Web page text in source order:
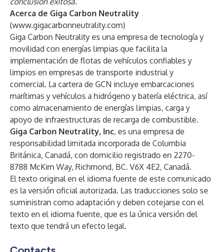
Acerca de Giga Carbon Neutrality
(www.gigacarbonneutrality.com)
Giga Carbon Neutrality es una empresa de tecnología y
movilidad con energías limpias que facilita la
implementación de flotas de vehículos confiables y
limpios en empresas de transporte industrial y
comercial. La cartera de GCN incluye embarcaciones
marítimas y vehículos a hidrógeno y batería eléctrica, así
como almacenamiento de energías limpias, carga y
apoyo de infraestructuras de recarga de combustible.
Giga Carbon Neutrality, Inc, es una empresa de
responsabilidad limitada incorporada de Columbia
Británica, Canadá, con domicilio registrado en 2270-
8788 McKim Way, Richmond, BC. V6X 4E2, Canadá.
El texto original en el idioma fuente de este comunicado
es la versión oficial autorizada. Las traducciones solo se
suministran como adaptación y deben cotejarse con el
texto en el idioma fuente, que es la única versión del
texto que tendrá un efecto legal.